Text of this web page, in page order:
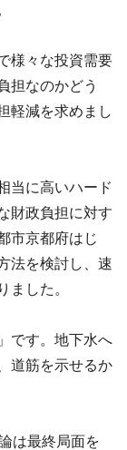
。
様々な投資需要
担なのかどう
軽減を求めまし
当に高いハード
財政負担に対す
市京都府はじ
法を検討し、速
ました。
です。地下水へ
道筋を示せるか
は最終局面を